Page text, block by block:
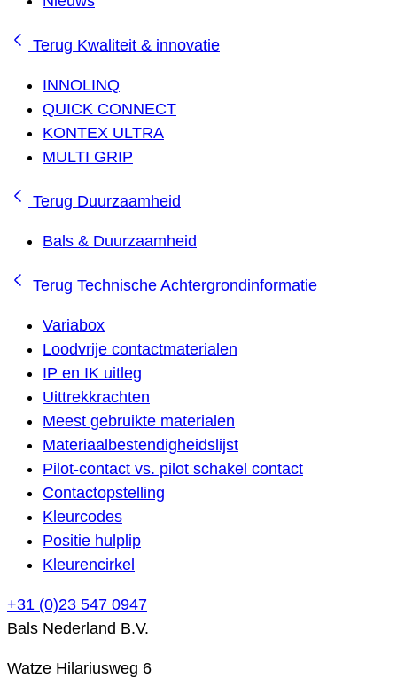
Terug Kwaliteit & innovatie
INNOLINQ
QUICK CONNECT
KONTEX ULTRA
MULTI GRIP
Terug Duurzaamheid
Bals & Duurzaamheid
Terug Technische Achtergrondinformatie
Variabox
Loodvrije contactmaterialen
IP en IK uitleg
Uittrekkrachten
Meest gebruikte materialen
Materiaalbestendigheidslijst
Pilot-contact vs. pilot schakel contact
Contactopstelling
Kleurcodes
Positie hulplip
Kleurencirkel
+31 (0)23 547 0947
Bals Nederland B.V.
Watze Hilariusweg 6